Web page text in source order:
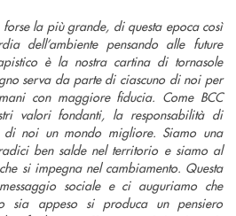
la più grande, di questa epoca così
dell’ambiente pensando alle future
è la nostra cartina di tornasole
serva da parte di ciascuno di noi per
con maggiore fiducia. Come BCC
valori fondanti, la responsabilità di
noi un mondo migliore. Siamo una
ben salde nel territorio e siamo al
si impegna nel cambiamento. Questa
sociale e ci auguriamo che
sia appeso si produca un pensiero